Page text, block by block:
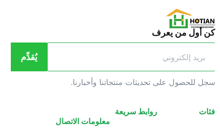
أول من يعرف
يُقدِّم
للحصول على تحديثات منتجاتنا وأخبارنا.
روابط سريعة
معلومات الاتصال